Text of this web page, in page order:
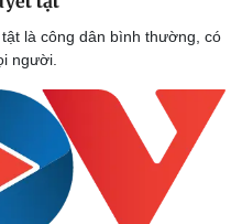
là công dân bình thường, có
người.